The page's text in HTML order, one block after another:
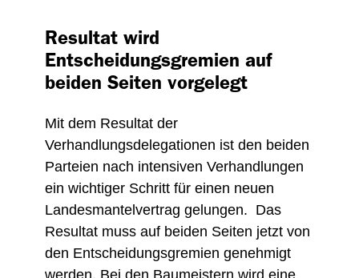
Resultat wird
Entscheidungsgremien auf
beiden Seiten vorgelegt
Mit dem Resultat der
Verhandlungsdelegationen ist den beiden
Parteien nach intensiven Verhandlungen
ein wichtiger Schritt für einen neuen
Landesmantelvertrag gelungen. Das
Resultat muss auf beiden Seiten jetzt von
den Entscheidungsgremien genehmigt
werden. Bei den Baumeistern wird eine